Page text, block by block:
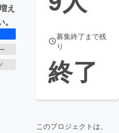
え
募集終了まで残
り
終了
このプロジェクトは、